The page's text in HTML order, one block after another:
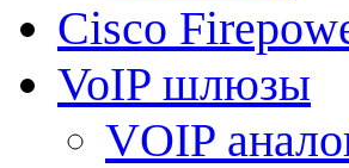
Cisco
VoIP шлюзы
VOIP